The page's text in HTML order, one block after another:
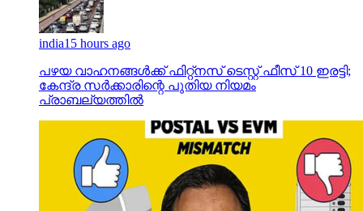
india15 hours ago
പഴയ വാഹനങ്ങള്‍ക്ക് ഫിറ്റ്‌നസ് ടെസ്റ്റ് ഫീസ് 10 ഇരട്ടി;
കേന്ദ്ര സര്‍ക്കാരിന്റെ പുതിയ നിയമം
പ്രാബല്യത്തില്‍